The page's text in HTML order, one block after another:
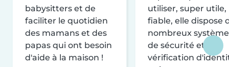
babysitters et de
faciliter le quotidien
des mamans et des
papas qui ont besoin
d'aide à la maison !
utiliser, super utile,
fiable, elle dispose
nombreux
de sécurité et de
vérification